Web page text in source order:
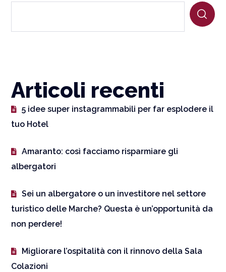
Articoli recenti
5 idee super instagrammabili per far esplodere il
tuo Hotel
Amaranto: così facciamo risparmiare gli
albergatori
Sei un albergatore o un investitore nel settore
turistico delle Marche? Questa è un’opportunità da
non perdere!
Migliorare l’ospitalità con il rinnovo della Sala
Colazioni